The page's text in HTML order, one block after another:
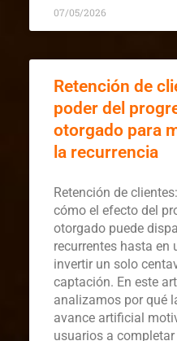
07/05/2026
Retención de
poder del
otorgado para
la recurrencia
Retención de
cómo el efecto del
otorgado puede
recurrentes hasta en
invertir un solo
captación. En este
analizamos por qué
avance artificial
usuarios a